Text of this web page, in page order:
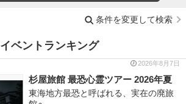
条件を変更して検索
イベントランキング
2026年8月7日
杉屋旅館 最恐心霊ツアー 2026年夏
東海地方最恐と呼ばれる、実在の廃旅